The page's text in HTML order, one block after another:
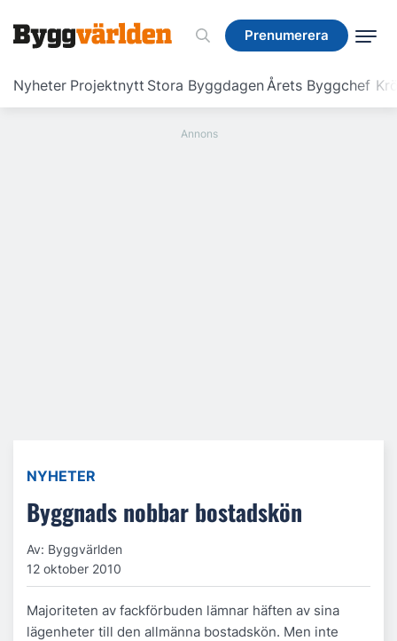
Prenumerera
Nyheter Projektnytt Stora ByggdagenÅrets Byggchef
Prenumerera
NYHETER
Byggnads nobbar bostadskön
Av: Byggvärlden
12 oktober 2010
Majoriteten av fackförbuden lämnar häften av sina
lägenheter till den allmänna bostadskön. Men inte